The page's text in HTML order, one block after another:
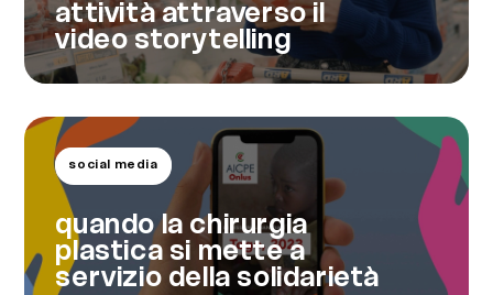
attività attraverso il
video storytelling
social media
quando la chirurgia
plastica si mette a
servizio della solidarietà